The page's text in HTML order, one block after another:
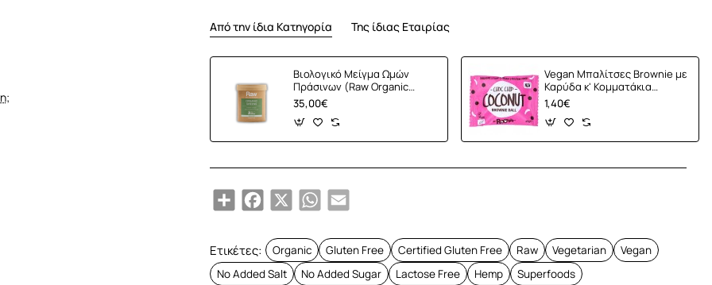
Από την ίδια Κατηγορία Της ίδιας Εταιρίας
Βιολογικό Μείγμα Ωμών
Πράσινων (Raw Organic
Greens) (100gr) Amazonia
35,00€
Vegan Μπαλίτσες Brownie με
Καρύδα κ' Κομματάκια
Σοκολάτας (40γρ) Roobar
1,40€
ShareFacebook
X WhatsApp
Email
Ετικέτες: Organic Gluten Free Certified Gluten Free Raw Vegetarian
Vegan
No Added Salt
No Added Sugar Lactose Free Hemp Superfoods